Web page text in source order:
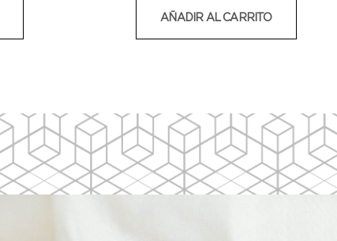
AÑADIR AL CARRITO